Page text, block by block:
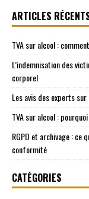
ARTICLES
TVA sur alcool :
L’indemnisation des
corporel
Les avis des experts
TVA sur alcool :
RGPD et archivage : ce
conformité
CATÉGORIES